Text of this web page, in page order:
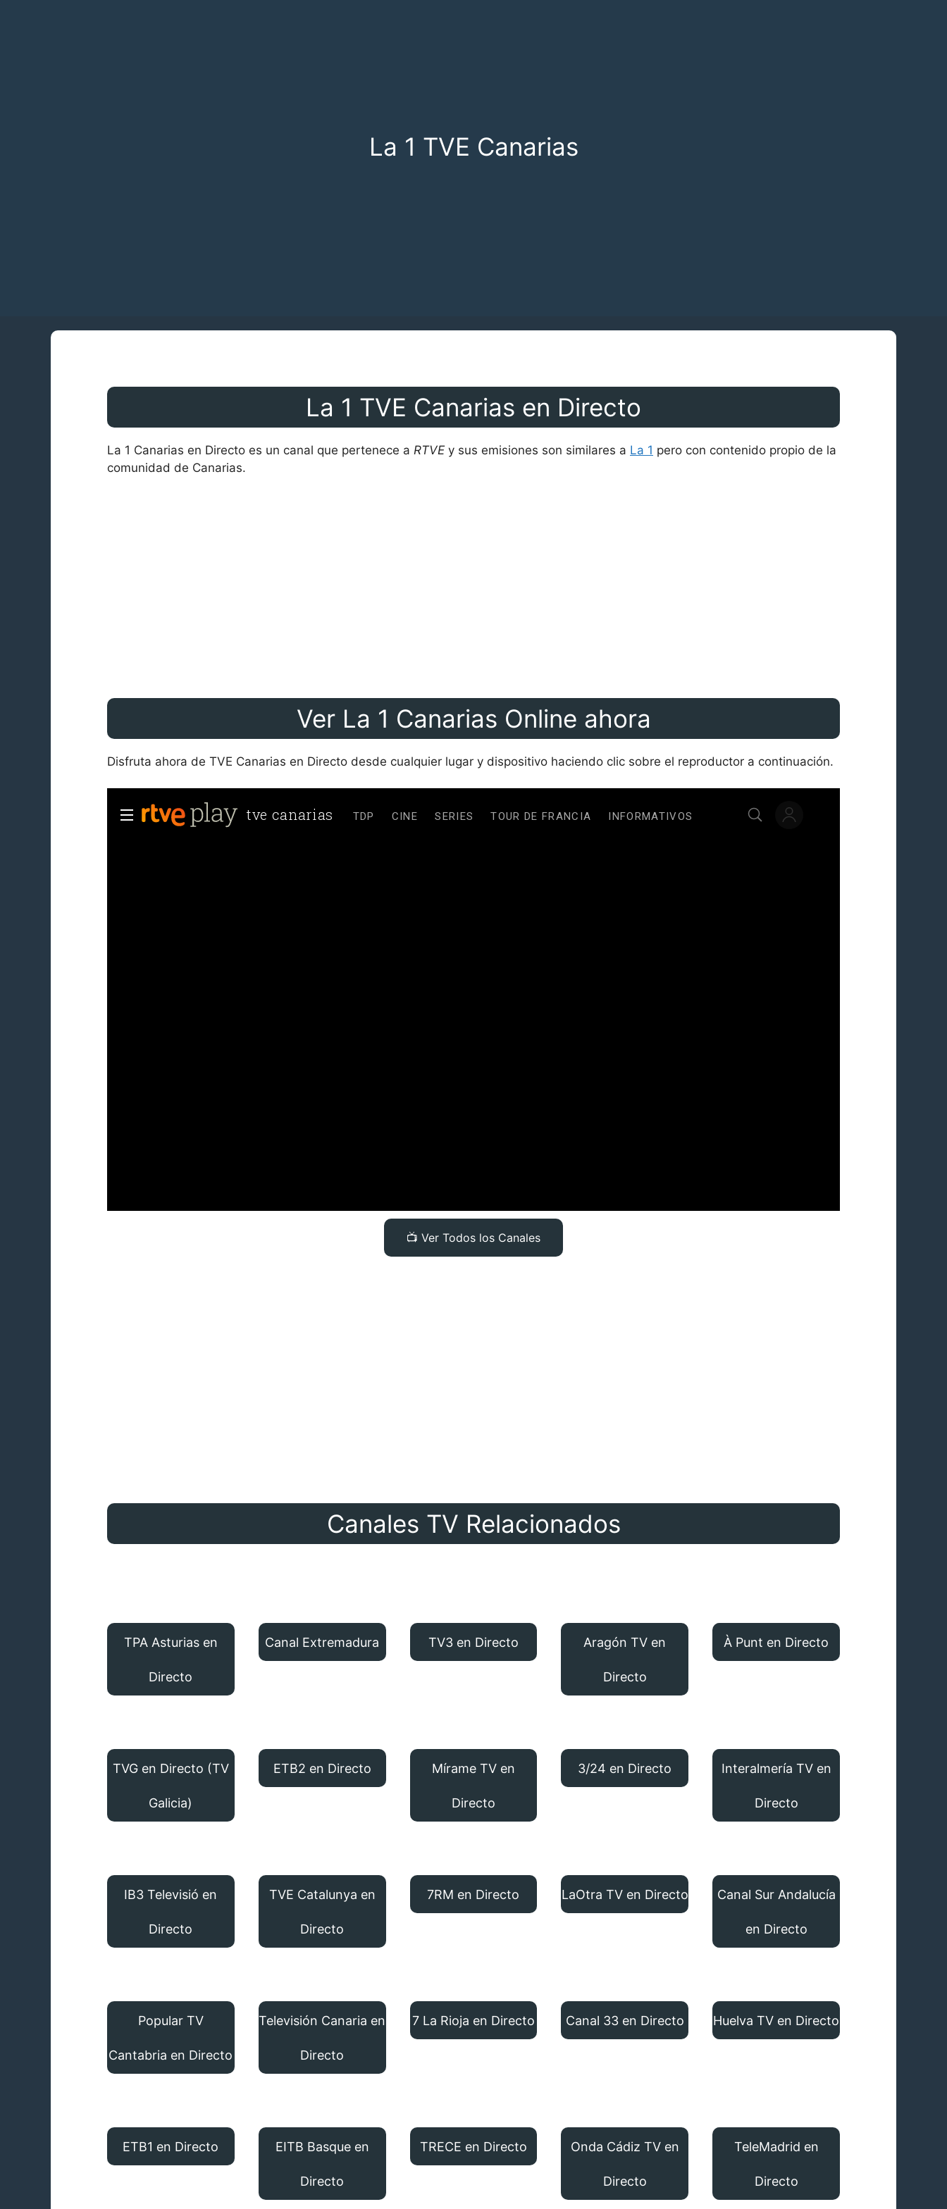
La 1 TVE Canarias
La 1 TVE Canarias en Directo
La 1 Canarias en Directo es un canal que pertenece a RTVE y sus emisiones son similares a La 1 pero con contenido propio de la
comunidad de Canarias.
Ver La 1 Canarias Online ahora
Disfruta ahora de TVE Canarias en Directo desde cualquier lugar y dispositivo haciendo clic sobre el reproductor a continuación.
📺 Ver Todos los Canales
Canales TV Relacionados
TPA Asturias en
Directo
Canal Extremadura TV3 en Directo Aragón TV en
Directo
À Punt en Directo
TVG en Directo (TV
Galicia)
ETB2 en Directo Mírame TV en
Directo
3/24 en Directo Interalmería TV en
Directo
IB3 Televisió en
Directo
TVE Catalunya en
Directo
7RM en Directo LaOtra TV en Directo Canal Sur Andalucía
en Directo
Popular TV
Cantabria en Directo
Televisión Canaria en
Directo
7 La Rioja en Directo Canal 33 en Directo Huelva TV en Directo
ETB1 en Directo EITB Basque en
Directo
TRECE en Directo Onda Cádiz TV en
Directo
TeleMadrid en
Directo